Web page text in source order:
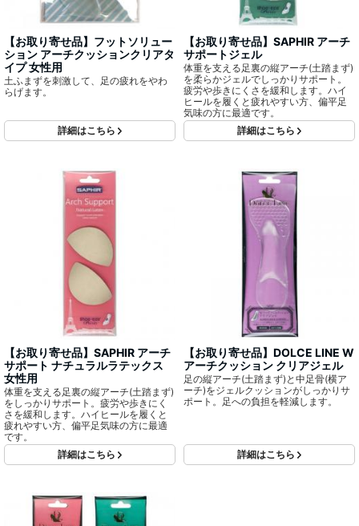
【お取り寄せ品】フットソリュー
ション アーチクッションクリアタ
イプ 女性用
土ふまずを刺激して、足の疲れをやわ
らげます。
詳細はこちら
【お取り寄せ品】SAPHIR アーチ
サポートジェル
体重を支える足裏の縦アーチ(土踏まず)
を柔らかジェルでしっかりサポート。
疲労や歩きにくさを緩和します。ハイ
ヒールを履くと疲れやすい方、偏平足
気味の方に最適です。
詳細はこちら
【お取り寄せ品】SAPHIR アーチ
サポート ナチュラルラテックス
女性用
体重を支える足裏の縦アーチ(土踏まず)
をしっかりサポート。疲労や歩きにく
さを緩和します。ハイヒールを履くと
疲れやすい方、偏平足気味の方に最適
です。
詳細はこちら
【お取り寄せ品】DOLCE LINE W
アーチクッション クリアジェル
足の縦アーチ(土踏まず)と中足骨(横ア
ーチ)をジェルクッションがしっかりサ
ポート。足への負担を軽減します。
詳細はこちら